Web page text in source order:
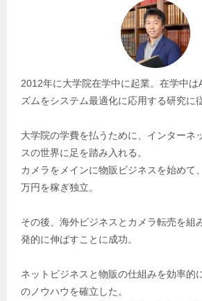
2012年に大学院在学中に起業。在学中は
ズムをシステム最適化に応用する研究に
大学院の学費を払うために、インターネ
スの世界に足を踏み入れる。
カメラをメインに物販ビジネスを始めて
万円を稼ぎ独立。
その後、海外ビジネスとカメラ転売を組
発的に伸ばすことに成功。
ネットビジネスと物販の仕組みを効率的
のノウハウを確立した。